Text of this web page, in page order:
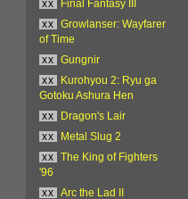
xx
Final Fantasy III
xx
Growlanser: Wayfarer
of Time
xx
Gungnir
xx
Kurohyou 2: Ryu ga
Gotoku Ashura Hen
xx
Dragon's Lair
xx
Metal Slug 2
xx
The King of Fighters
'96
xx
Arc the Lad II